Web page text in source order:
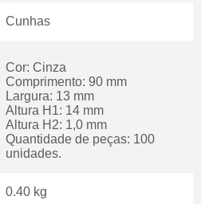
Cunhas
Cor: Cinza
Comprimento: 90 mm
Largura: 13 mm
Altura H1: 14 mm
Altura H2: 1,0 mm
Quantidade de peças: 100
unidades.
0.40 kg